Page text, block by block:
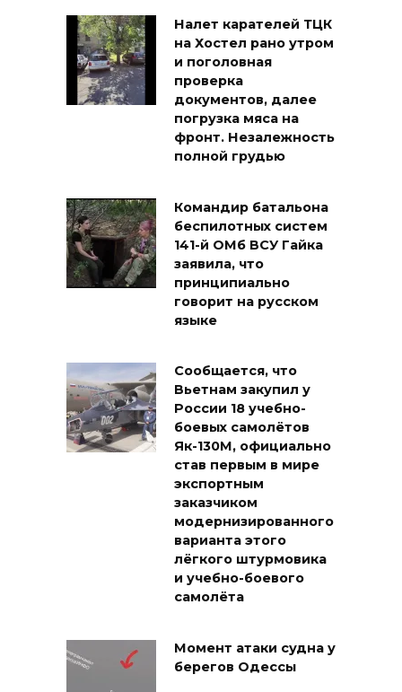
Налет карателей ТЦК
на Хостел рано утром
и поголовная
проверка
документов, далее
погрузка мяса на
фронт. Незалежность
полной грудью
Командир батальона
беспилотных систем
141-й ОМб ВСУ Гайка
заявила, что
принципиально
говорит на русском
языке
Сообщается, что
Вьетнам закупил у
России 18 учебно-
боевых самолётов
Як-130М, официально
став первым в мире
экспортным
заказчиком
модернизированного
варианта этого
лёгкого штурмовика
и учебно-боевого
самолёта
Момент атаки судна у
берегов Одессы